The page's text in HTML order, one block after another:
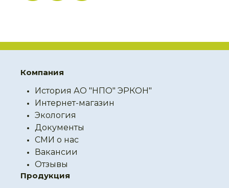
Компания
История АО "НПО" ЭРКОН"
Интернет-магазин
Экология
Документы
СМИ о нас
Вакансии
Отзывы
Продукция